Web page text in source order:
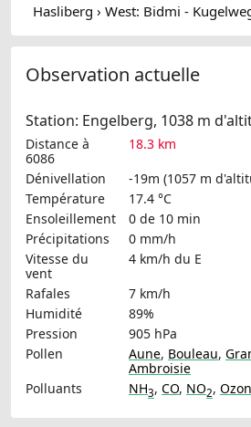
Observation actuelle
Station: Engelberg, 1038 m
Distance à
6086
18.3 km
Dénivellation
-19m (1057 m
Température
17.4 °C
Ensoleillement
0 de 10 min
Précipitations
0 mm/h
Vitesse du
vent
4 km/h du E
Rafales
7 km/h
Humidité
89%
Pression
905 hPa
Pollen
Aune, Bouleau,
Ambroisie
Polluants
NH3, CO, NO2,